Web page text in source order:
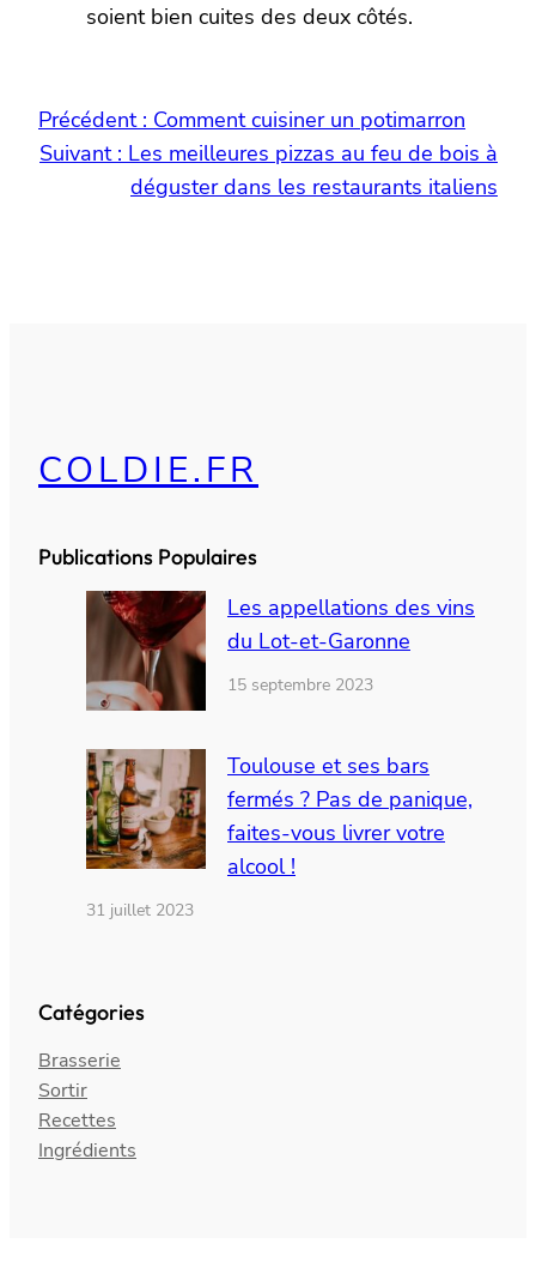
soient bien cuites des deux côtés.
Précédent : Comment cuisiner un potimarron
Suivant : Les meilleures pizzas au feu de bois à
déguster dans les restaurants italiens
COLDIE.FR
Publications Populaires
Les appellations des vins
du Lot-et-Garonne
15 septembre 2023
Toulouse et ses bars
fermés ? Pas de panique,
faites-vous livrer votre
alcool !
31 juillet 2023
Catégories
Brasserie
Sortir
Recettes
Ingrédients